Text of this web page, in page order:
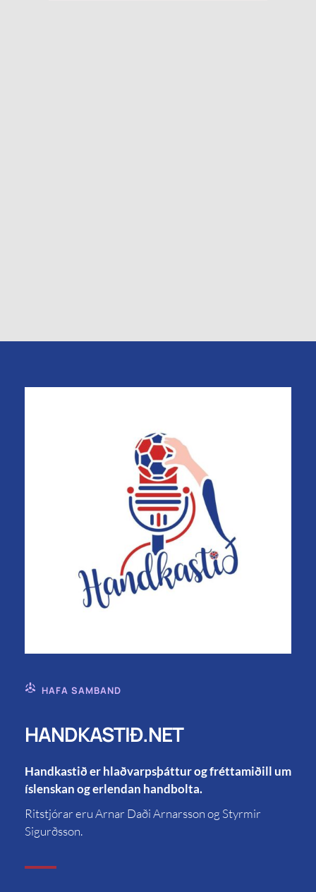
HAFA SAMBAND
HANDKASTIÐ.NET
Handkastið er hlaðvarpsþáttur og fréttamiðill um
íslenskan og erlendan handbolta.
Ritstjórar eru Arnar Daði Arnarsson og Styrmir
Sigurðsson.